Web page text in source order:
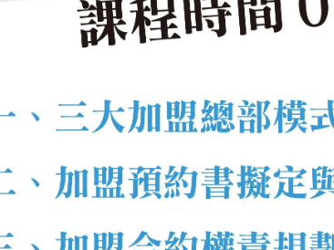
速累積多樣料理基礎。
廚共事，也第一次深刻體會到：廚藝之外，語言能
步累積外語與跨文化溝通能力。
，他不只負責料理，也協助菜單翻譯與溝通，意外